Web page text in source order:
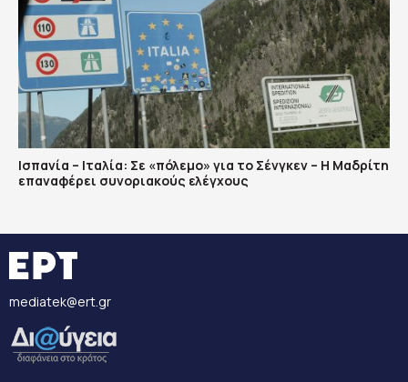
Ισπανία – Ιταλία: Σε «πόλεμο» για το Σένγκεν – Η Μαδρίτη
επαναφέρει συνοριακούς ελέγχους
mediatek@ert.gr